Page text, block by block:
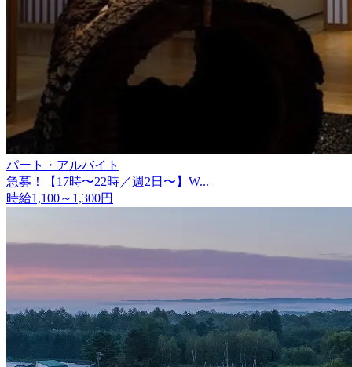
パート・アルバイト
急募！【17時〜22時／週2日〜】W...
時給1,100～1,300円